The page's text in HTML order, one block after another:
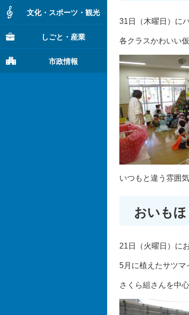
文化・スポーツ・観光
しごと・産業
市政情報
31日（木曜日）に
各クラスかわいい
いつもと違う雰囲
おいもほ
21日（火曜日）に
5月に植えたサツマ
さくら組さんを中